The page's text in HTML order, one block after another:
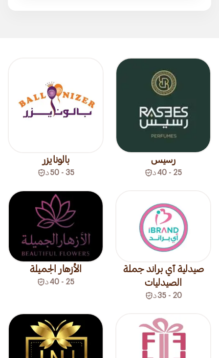
رسيس
25 - 40 د
بالونايزر
35 - 50 د
صيدلية آي براند جملة
الصيدليات
20 - 35 د
الأزهار الجميلة
25 - 40 د